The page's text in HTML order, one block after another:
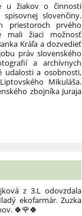
u žiakov o činnosti
slovenčiny.
priestoroch prvého
mali žiaci možnosť
Kráľa a dozvedieť
práv slovenského
a archívnych
udalosti a osobnosti,
Mikuláša.
zbojníka Juraja
z 3.L odovzdala
ekofarmár. Zuzka
🍀🌹🍀